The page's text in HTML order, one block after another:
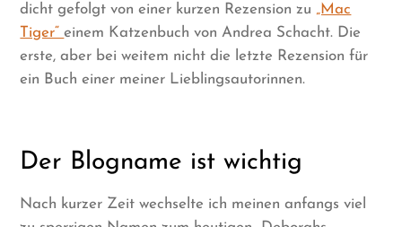
dicht gefolgt von einer kurzen Rezension zu „Mac
Tiger“einem Katzenbuch von Andrea Schacht. Die
erste, aber bei weitem nicht die letzte Rezension für
ein Buch einer meiner Lieblingsautorinnen.
Der Blogname ist wichtig
Nach kurzer Zeit wechselte ich meinen anfangs viel